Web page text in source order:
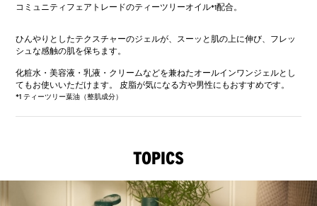
コミュニティフェアトレードのティーツリーオイル*1配合。
ひんやりとしたテクスチャーのジェルが、スーッと肌の上に伸び、フレッ
シュな感触の肌を保ちます。
化粧水・美容液・乳液・クリームなどを兼ねたオールインワンジェルとし
てもお使いいただけます。 皮脂が気になる方や男性にもおすすめです。
*1 ティーツリー葉油（整肌成分）
TOPICS